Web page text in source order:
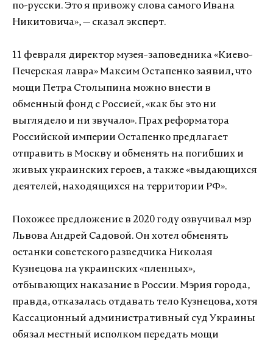
по-русски. Это я привожу слова самого Ивана
Никитовича», — сказал эксперт.
11 февраля директор музея-заповедника «Киево-
Печерская лавра» Максим Остапенко заявил, что
мощи Петра Столыпина можно внести в
обменный фонд с Россией, «как бы это ни
выглядело и ни звучало». Прах реформатора
Российской империи Остапенко предлагает
отправить в Москву и обменять на погибших и
живых украинских героев, а также «выдающихся
деятелей, находящихся на территории РФ».
Похожее предложение в 2020 году озвучивал мэр
Львова Андрей Садовой. Он хотел обменять
останки советского разведчика Николая
Кузнецова на украинских «пленных»,
отбывающих наказание в России. Мэрия города,
правда, отказалась отдавать тело Кузнецова, хотя
Кассационный административный суд Украины
обязал местный исполком передать мощи